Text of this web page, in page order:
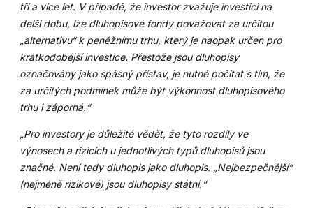
tří a více let. V případě, že investor zvažuje investici na
delší dobu, lze dluhopisové fondy považovat za určitou
„alternativu“ k peněžnímu trhu, který je naopak určen pro
krátkodobější investice. Přestože jsou dluhopisy
označovány jako spásný přístav, je nutné počítat s tím, že
za určitých podmínek může být výkonnost dluhopisového
trhu i záporná.“
„Pro investory je důležité vědět, že tyto rozdíly ve
výnosech a rizicích u jednotlivých typů dluhopisů jsou
značné. Není tedy dluhopis jako dluhopis. „Nejbezpečnější“
(nejméně rizikové) jsou dluhopisy státní.“